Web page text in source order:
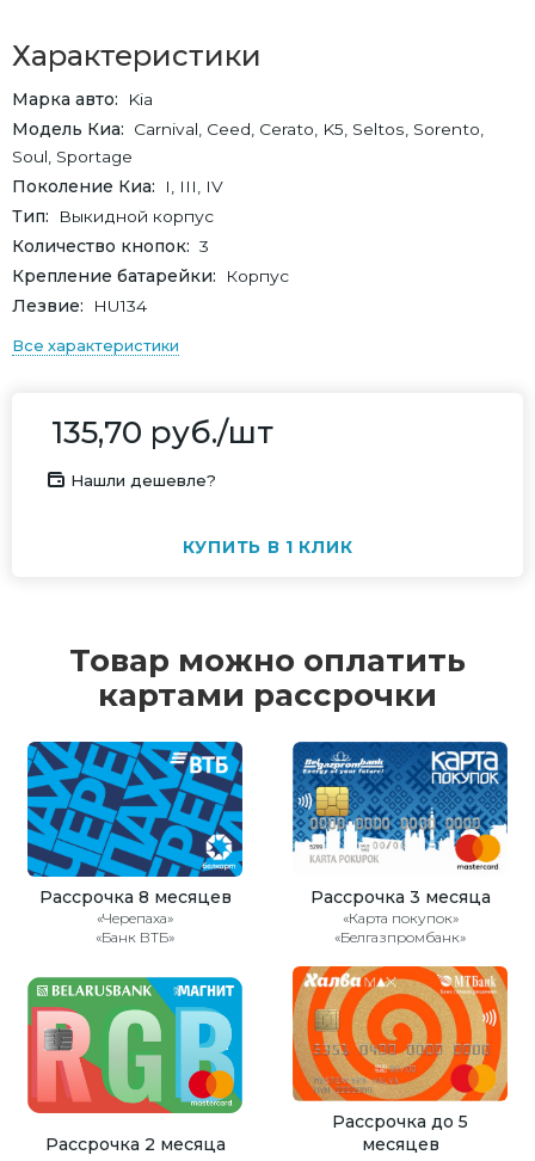
Характеристики
Марка авто
Kia
Модель Киа
Carnival, Ceed, Cerato, K5, Seltos, Sorento,
Soul, Sportage
Поколение Киа
I, III, IV
Тип
Выкидной корпус
Количество кнопок
3
Крепление батарейки
Корпус
Лезвие
HU134
Все характеристики
135,70 руб./шт
Нашли дешевле?
КУПИТЬ В 1 КЛИК
Товар можно оплатить
картами рассрочки
Рассрочка 8 месяцев
«Черепаха»
«Банк ВТБ»
Рассрочка 3 месяца
«Карта покупок»
«Белгазпромбанк»
Рассрочка 2 месяца
Рассрочка до 5
месяцев